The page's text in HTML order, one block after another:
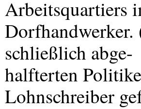
Arbeitsquartiers
Dorfhandwerker.
schließlich abge-
halfterten
Lohnschreiber